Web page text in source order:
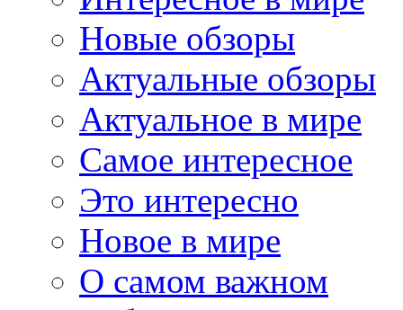
Новые обзоры
Актуальные обзоры
Актуальное в мире
Самое интересное
Это интересно
Новое в мире
О самом важном